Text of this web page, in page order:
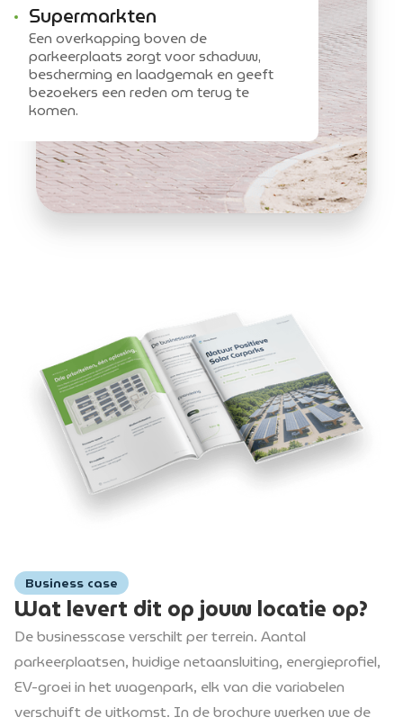
Supermarkten
Een overkapping boven de
parkeerplaats zorgt voor schaduw,
bescherming en laadgemak en geeft
bezoekers een reden om terug te
komen.
Business case
Wat levert dit op jouw locatie op?
De businesscase verschilt per terrein. Aantal
parkeerplaatsen, huidige netaansluiting, energieprofiel,
EV-groei in het wagenpark, elk van die variabelen
verschuift de uitkomst. In de brochure werken we de